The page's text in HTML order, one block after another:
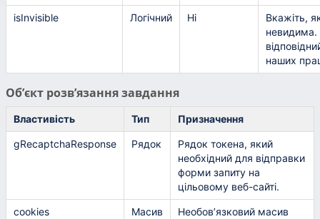
isInvisible Логічний Ні
Вкажіть,
невидима.
наших
Об’єкт розв’язання завдання
Властивість Тип Призначення
gRecaptchaResponse Рядок
Рядок токена, який
необхідний для відправки
форми запиту на
цільовому веб-сайті.
cookies Масив
Необов’язковий масив